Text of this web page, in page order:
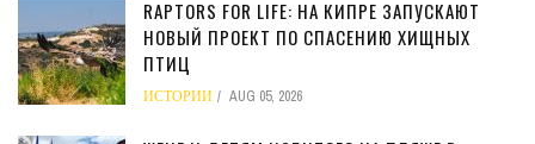
RAPTORS FOR LIFE: НА КИПРЕ ЗАПУСКАЮТ
НОВЫЙ ПРОЕКТ ПО СПАСЕНИЮ ХИЩНЫХ
ПТИЦ
ИСТОРИИ AUG 05, 2026